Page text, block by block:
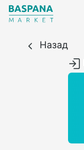
Назад